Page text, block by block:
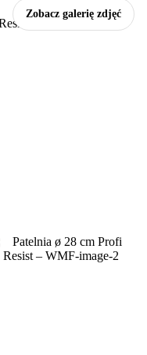
Zobacz galerię zdjęć